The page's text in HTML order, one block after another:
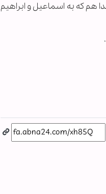
هم که به اسماعیل و ابراهیم